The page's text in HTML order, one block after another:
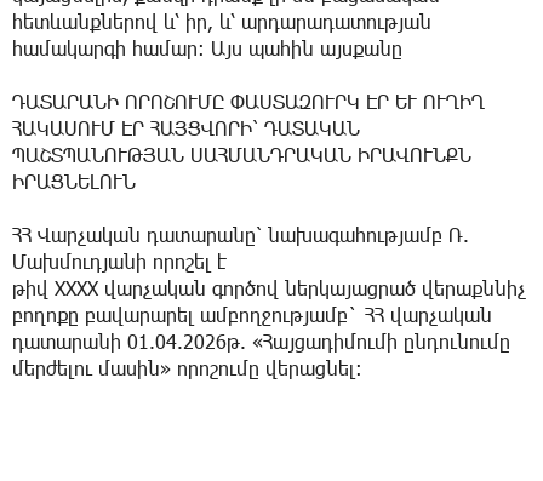
հետևանքներով և‘ իր, և‘ արդարադատության
համակարգի համար: Այս պահին այսքանը
ԴԱՏԱՐԱՆԻ ՈՐՈՇՈՒՄԸ ՓԱՍՏԱԶՈՒՐԿ ԷՐ ԵՒ ՈՒՂԻՂ
ՀԱԿԱՍՈՒՄ ԷՐ ՀԱՅՑՎՈՐԻ՝ ԴԱՏԱԿԱՆ
ՊԱՇՏՊԱՆՈՒԹՅԱՆ ՍԱՀՄԱՆԴՐԱԿԱՆ ԻՐԱՎՈՒՆՔՆ
ԻՐԱՑՆԵԼՈՒՆ
ՀՀ Վարչական դատարանը՝ նախագահությամբ Ռ.
Մախմուդյանի որոշել է
թիվ XXXX վարչական գործով ներկայացրած վերաքննիչ
բողոքը բավարարել ամբողջությամբ` ՀՀ վարչական
դատարանի 01.04.2026թ. «Հայցադիմումի ընդունումը
մերժելու մասին» որոշումը վերացնել։